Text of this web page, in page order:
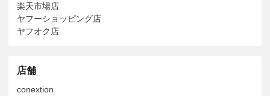
楽天市場店
ヤフーショッピング店
ヤフオク店
店舗
conextion